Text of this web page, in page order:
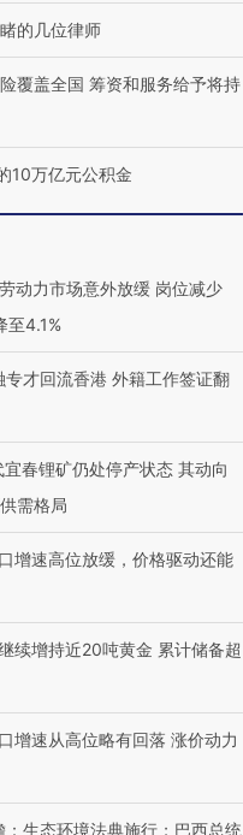
的几位律师
覆盖全国 筹资和服务给予将持
10万亿元公积金
动力市场意外放缓 岗位减少
至4.1%
专才回流香港 外籍工作签证翻
春锂矿仍处停产状态 其动向
需格局
增速高位放缓，价格驱动还能
续增持近20吨黄金 累计储备超
增速从高位略有回落 涨价动力
：生态环境法典施行；巴西总统